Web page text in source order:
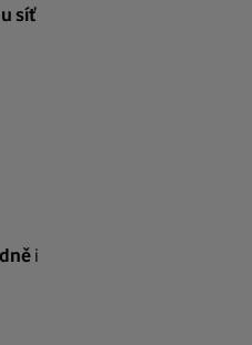
síť
i